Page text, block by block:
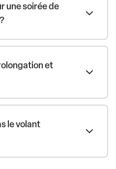
une soirée de
et
le volant